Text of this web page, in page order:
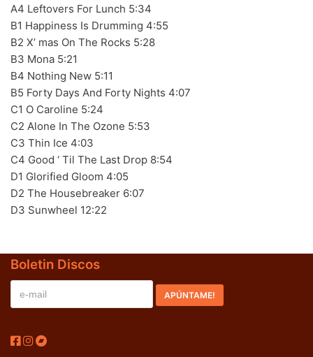
50s (117)
60s (895)
70s(1174)
80s (155)
00s (433)
Formato
Kommun 2 (0)
7" (148)
10"(21)
CD(49)
A4 Leftovers For Lunch 5:34
B1 Happiness Is Drumming 4:55
B2 X’ mas On The Rocks 5:28
B3 Mona 5:21
B4 Nothing New 5:11
B5 Forty Days And Forty Nights 4:07
C1 O Caroline 5:24
C2 Alone In The Ozone 5:53
C3 Thin Ice 4:03
C4 Good ‘ Til The Last Drop 8:54
D1 Glorified Gloom 4:05
D2 The Housebreaker 6:07
D3 Sunwheel 12:22
Boletin Discos